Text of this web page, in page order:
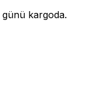
günü kargoda.